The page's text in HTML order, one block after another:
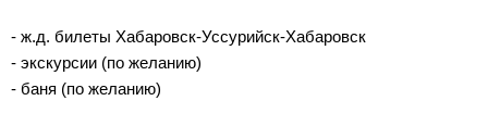
- ж.д. билеты Хабаровск-Уссурийск-Хабаровск
- экскурсии (по желанию)
- баня (по желанию)